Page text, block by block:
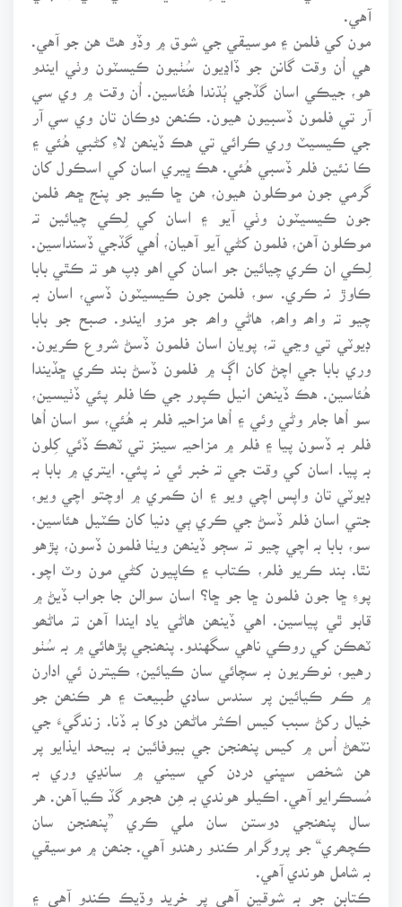
آهي.
مون کي فلمن ۽ موسيقي جي شوق ۾ وڏو هٿ هن جو آهي.
هي اُن وقت گانن جو ڏاڍيون سُٺيون ڪيسٽون وٺي ايندو
هو، جيڪي اسان گڏجي ٻُڌندا هُئاسين. اُن وقت ۾ وي سي
آر تي فلمون ڏسبيون هيون. ڪنھن دوڪان تان وي سي آر
جي ڪيسيٽ وري ڪرائي تي هڪ ڏينھن لاءِ کڻبي هُئي ۽
ڪا نئين فلم ڏسبي هُئي. هڪ ڀيري اسان کي اسڪول کان
گرمي جون موڪلون هيون، هن ڇا ڪيو جو پنج ڇھہ فلمن
جون ڪيسيٽون وٺي آيو ۽ اسان کي لِڪي چيائين تہ
موڪلون آهن، فلمون کڻي آيو آهيان، اُهي گڏجي ڏسنداسين.
لِڪي ان ڪري چيائين جو اسان کي اهو ڊپ هو تہ ڪٿي بابا
ڪاوڙ نہ ڪري. سو، فلمن جون ڪيسيٽون ڏسي، اسان بہ
چيو تہ واھہ واھہ، هاڻي واھہ جو مزو ايندو. صبح جو بابا
ڊيوٽي تي وڃي تہ، پويان اسان فلمون ڏسڻ شروع ڪريون.
وري بابا جي اچڻ کان اڳ ۾ فلمون ڏسڻ بند ڪري ڇڏيندا
هُئاسين. هڪ ڏينھن انيل ڪپور جي ڪا فلم پئي ڏٺيسين،
سو اُها جام وڻي وئي ۽ اُها مزاحيہ فلم بہ هُئي، سو اسان اُها
فلم بہ ڏسون پيا ۽ فلم ۾ مزاحيہ سينز تي ٽھڪ ڏئي کِلون
بہ پيا. اسان کي وقت جي تہ خبر ئي نہ پئي. ايتري ۾ بابا بہ
ڊيوٽي تان واپس اچي ويو ۽ ان ڪمري ۾ اوچتو اچي ويو،
جتي اسان فلم ڏسڻ جي ڪري ٻي دنيا کان ڪٽيل هئاسين.
سو، بابا بہ اچي چيو تہ سڄو ڏينھن ويٺا فلمون ڏسون، پڙهو
نٿا. بند ڪريو فلم، ڪتاب ۽ ڪاپيون کڻي مون وٽ اچو.
پوءِ ڇا جون فلمون ڇا جو ڇا؟ اسان سوالن جا جواب ڏيڻ ۾
قابو ٿي پياسين. اهي ڏينھن هاڻي ياد ايندا آهن تہ ماڻھو
ٽھڪن کي روڪي ناهي سگهندو. پنھنجي پڙهائي ۾ بہ سُٺو
رهيو، نوڪريون بہ سچائي سان ڪيائين، ڪيترن ئي ادارن
۾ ڪم ڪيائين پر سندس سادي طبيعت ۽ هر ڪنھن جو
خيال رکڻ سبب کيس اڪثر ماڻھن دوکا بہ ڏنا. زندگيءَ جي
نٽھڻ اُس ۾ کيس پنھنجن جي بيوفائين بہ بيحد ايذايو پر
هن شخص سڀني دردن کي سيني ۾ سانڍي وري بہ
مُسڪرايو آهي. اڪيلو هوندي بہ هِن هجوم گڏ ڪيا آهن. هر
سال پنھنجي دوستن سان ملي ڪري ”پنھنجن سان
ڪچھري“ جو پروگرام ڪندو رهندو آهي. جنھن ۾ موسيقي
بہ شامل هوندي آهي.
ڪتابن جو بہ شوقين آهي پر خريد وڌيڪ ڪندو آهي ۽